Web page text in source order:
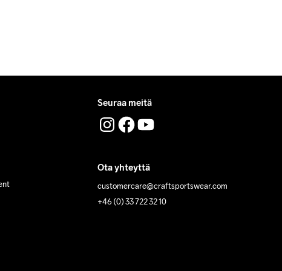
Seuraa meitä
Ota yhteyttä
customercare@craftsportswear.com
+46 (0) 33 722 32 10